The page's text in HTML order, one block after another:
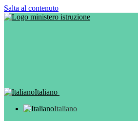
Salta al contenuto
Italiano
Italiano